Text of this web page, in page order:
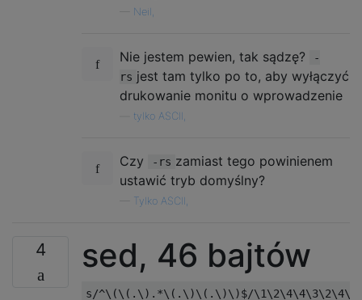
Neil,
Nie jestem pewien, tak sądzę?
-
rs jest tam tylko po to, aby wyłączyć
drukowanie monitu o wprowadzenie
tylko ASCII,
Czy -rs zamiast tego powinienem
ustawić tryb domyślny?
Tylko ASCII,
4 sed, 46 bajtów